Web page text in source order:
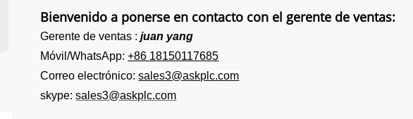
Bienvenido a ponerse en contacto con el gerente de ventas:
Gerente de ventas :juan yang
Móvil/WhatsApp:+86 18150117685
Correo electrónico:sales3@askplc.com
skype:sales3@askplc.com